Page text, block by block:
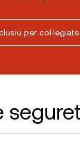
per col·legiats